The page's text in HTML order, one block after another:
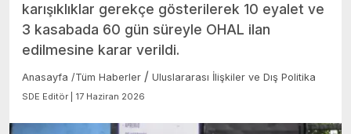
karışıklıklar gerekçe gösterilerek 10 eyalet ve
3 kasabada 60 gün süreyle OHAL ilan
edilmesine karar verildi.
Anasayfa /Tüm Haberler / Uluslararası İlişkiler ve Dış Politika
SDE Editör | 17 Haziran 2026